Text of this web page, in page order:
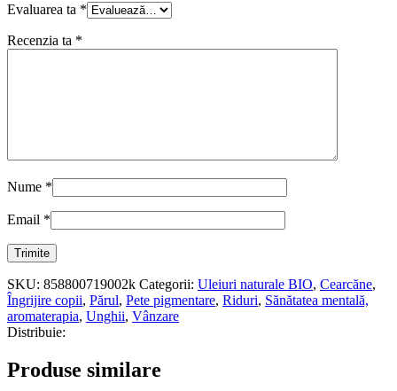
Evaluarea ta *
Recenzia ta *
Nume *
Email *
SKU: 858800719002k Categorii: Uleiuri naturale BIO, Cearcăne,
Îngrijire copii, Părul, Pete pigmentare, Riduri, Sănătatea mentală,
aromaterapia, Unghii, Vânzare
Distribuie:
Produse similare